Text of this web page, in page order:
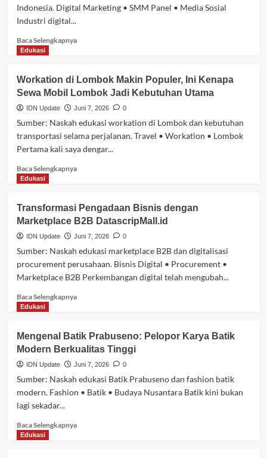
Modern:
Analisis
Mewujudkannya
Indonesia. Digital Marketing • SMM Panel • Media Sosial
Industri digital...
Baca SelengkapnyaBaca
Memilih
SMM
Panel
Tepat
untuk
Edukasi
Workation di Lombok Makin Populer, Ini Kenapa
Sewa Mobil Lombok Jadi Kebutuhan Utama
IDN Update Juni 7, 2026 0
Sumber: Naskah edukasi workation di Lombok dan kebutuhan
transportasi selama perjalanan. Travel • Workation • Lombok
Pertama kali saya dengar...
Baca SelengkapnyaBaca
di
Lombok
Makin
Kenapa
Sewa
Utama
Edukasi
Transformasi Pengadaan Bisnis dengan
Marketplace B2B DatascripMall.id
IDN Update Juni 7, 2026 0
Sumber: Naskah edukasi marketplace B2B dan digitalisasi
procurement perusahaan. Bisnis Digital • Procurement •
Marketplace B2B Perkembangan digital telah mengubah...
Baca SelengkapnyaBaca
Pengadaan
Bisnis
dengan
DatascripMall.id
Edukasi
Mengenal Batik Prabuseno: Pelopor Karya Batik
Modern Berkualitas Tinggi
IDN Update Juni 7, 2026 0
Sumber: Naskah edukasi Batik Prabuseno dan fashion batik
modern. Fashion • Batik • Budaya Nusantara Batik kini bukan
lagi sekadar...
Baca SelengkapnyaBaca
Edukasi